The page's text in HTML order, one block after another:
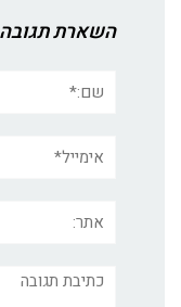
השארת תגובה
תגובה